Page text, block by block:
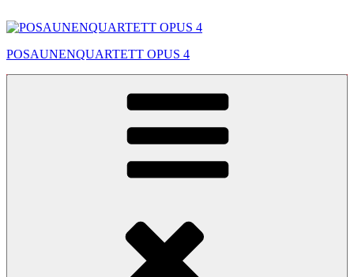
Inhalt
POSAUNENQUARTETT OPUS 4